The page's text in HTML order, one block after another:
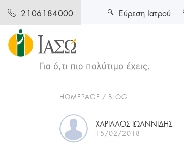
2106184000 Εύρεση Ιατρού
HOMEPAGE BLOG
ΧΑΡΊΛΑΟΣ ΙΩΑΝΝΊΔΗΣ
15/02/2018